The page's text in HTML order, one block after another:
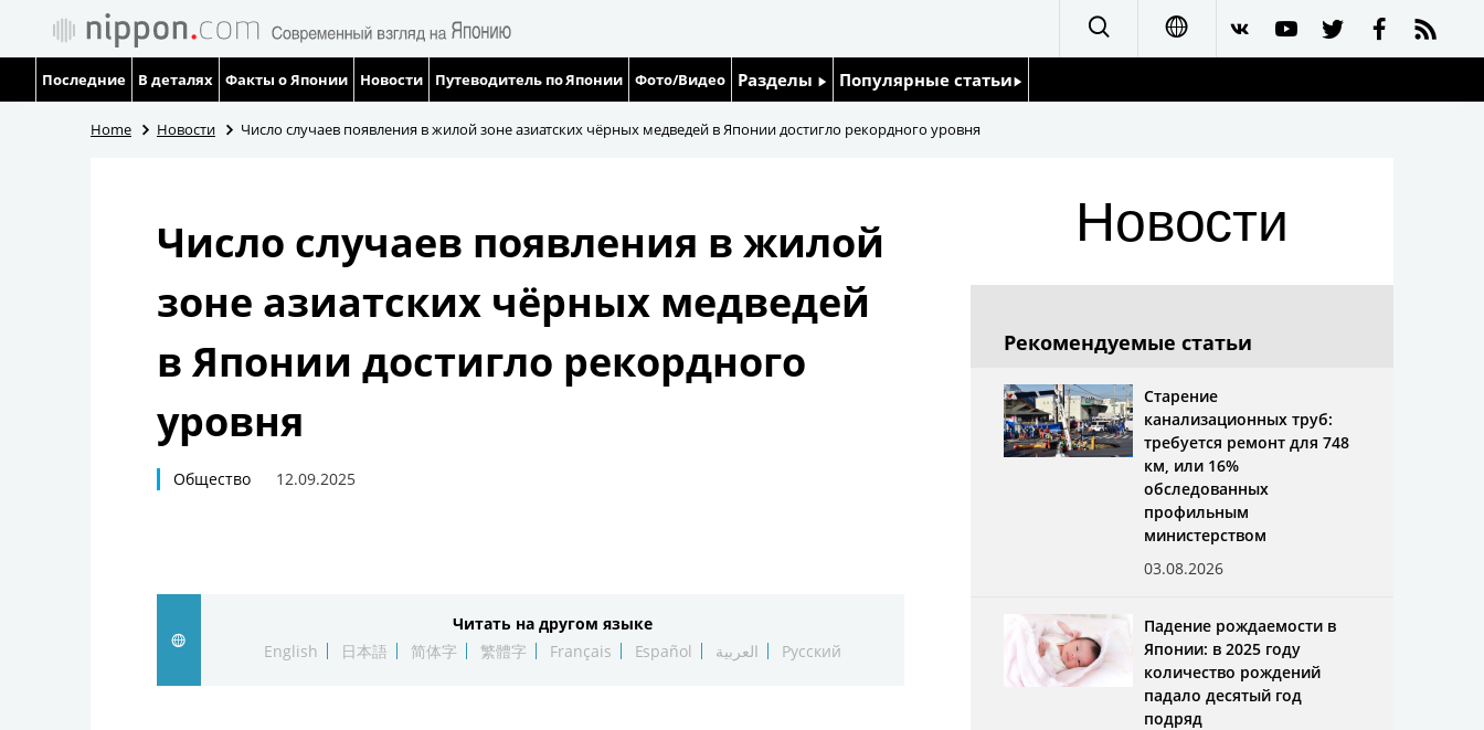
العربية
Последние В деталях Факты о Японии Новости Путеводитель по Японии Фото/Видео Разделы
Люди
Политика
Экономика
Общество
Популярные статьи
Японский язык
Семья
Еда и напитки
Home Новости Число случаев появления в жилой зоне азиатских чёрных медведей в Японии достигло рекордного уровня
Число случаев появления в жилой
зоне азиатских чёрных медведей
в Японии достигло рекордного
уровня
Общество 12.09.2025
Читать на другом языке
English
日本語 简体字 繁體字 Français Español العربية Русский
Новости
Рекомендуемые статьи
Старение
канализационных труб:
требуется ремонт для 748
км, или 16%
обследованных
профильным
министерством
03.08.2026
Падение рождаемости в
Японии: в 2025 году
количество рождений
падало десятый год
подряд